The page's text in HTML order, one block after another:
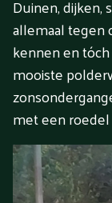
Duinen,
allemaal tegen
kennen en
mooiste
met een